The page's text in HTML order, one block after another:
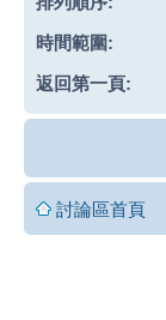
時間範圍:
返回第一頁:
討論區首頁